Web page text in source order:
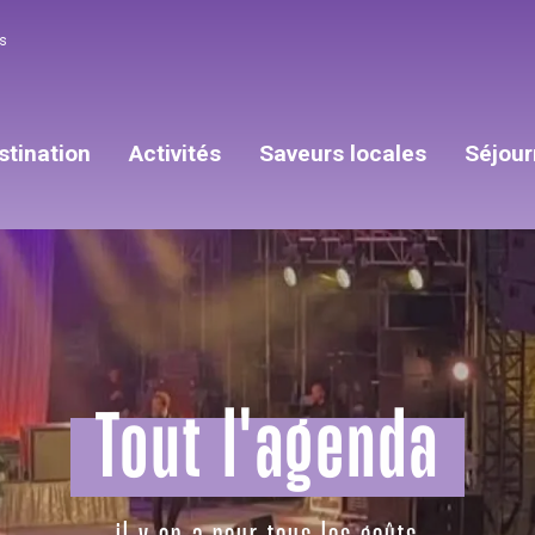
Activités Saveurs locales
Tout l'agenda